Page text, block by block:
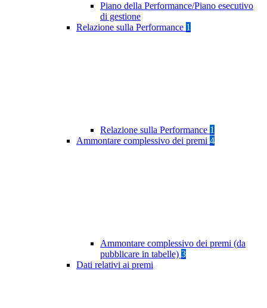
Piano della Performance/Piano esecutivo
di gestione
Relazione sulla Performance 1
Relazione sulla Performance 1
Ammontare complessivo dei premi 4
Ammontare complessivo dei premi (da
pubblicare in tabelle) 3
Dati relativi ai premi